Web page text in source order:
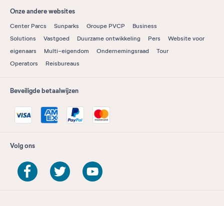
Onze andere websites
Center Parcs Sunparks Groupe PVCP
Business
Solutions
Vastgoed Duurzame ontwikkeling Pers
Website voor
eigenaars
Multi-eigendom Ondernemingsraad
Tour
Operators
Reisbureaus
Beveiligde betaalwijzen
Volg ons